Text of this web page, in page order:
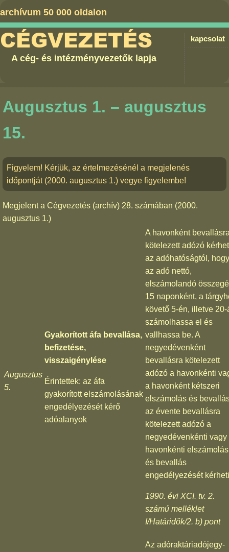
archívum 50 000 oldalon
kapcsolat
CÉGVEZETÉS
A cég- és intézményvezetők lapja
Augusztus 1. – augusztus
15.
Figyelem! Kérjük, az értelmezésénél a megjelenés
időpontját (2000. augusztus 1.) vegye figyelembe!
Megjelent a Cégvezetés (archív) 28. számában (2000.
augusztus 1.)
Augusztus
5.
Gyakorított áfa bevallása,
befizetése,
visszaigénylése
Érintettek: az áfa
gyakorított elszámolásának
engedélyezését kérő
adóalanyok
A havonként
kötelezett adózó
az adóhatóságtól, hogy
az adó nettó,
elszámolandó
15 naponként, a
követő 5-én, illetve 20-
számolhassa el és
vallhassa be. A
negyedévenként
bevallásra kötelezett
adózó a havonkénti
a havonként kétszeri
elszámolás és
az évente bevallásra
kötelezett adózó a
negyedévenkénti vagy
havonkénti elszámolás
és bevallás
engedélyezését
1990. évi XCI. tv. 2.
számú melléklet
I/Határidők/2. b) pont
Az adóraktáriadójegy-